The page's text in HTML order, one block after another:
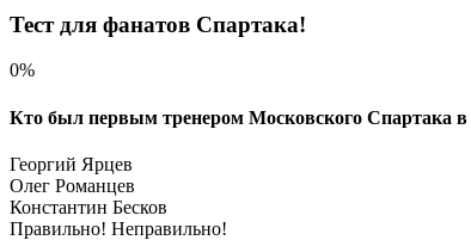
Тест для фанатов Спартака!
0%
Кто был первым тренером Московского Спартака в
Георгий Ярцев
Олег Романцев
Константин Бесков
Правильно! Неправильно!